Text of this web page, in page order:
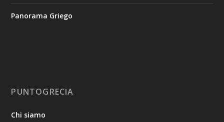
Panorama Griego
PUNTOGRECIA
Chi siamo